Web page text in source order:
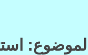
الموضوع: